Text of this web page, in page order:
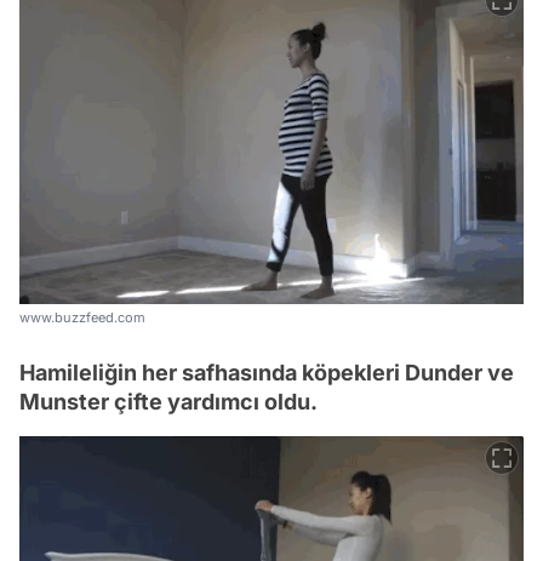
www.buzzfeed.com
Hamileliğin her safhasında köpekleri Dunder ve
Munster çifte yardımcı oldu.